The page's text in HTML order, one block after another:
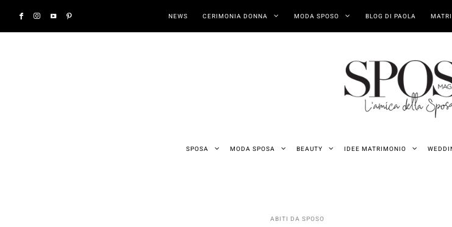
NEWS CERIMONIA DONNA MODA SPOSO BLOG DI PAOLA
SPOSA MODA SPOSA BEAUTY IDEE MATRIMONIO
ABITI DA SPOSO